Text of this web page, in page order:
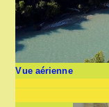
Vue aérienne